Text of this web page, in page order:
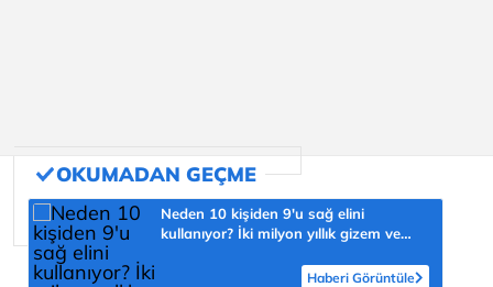
Neden 10 kişiden 9'u sağ elini
kullanıyor? İki milyon yıllık gizem ve
Haberi Görüntüle